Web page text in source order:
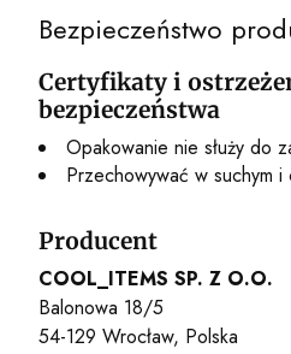
Bezpieczeństwo
Certyfikaty i
bezpieczeństwa
Opakowanie nie służy do
Przechowywać w suchym i
Producent
COOL_ITEMS SP. Z O.O.
Balonowa 18/5
54-129 Wrocław, Polska